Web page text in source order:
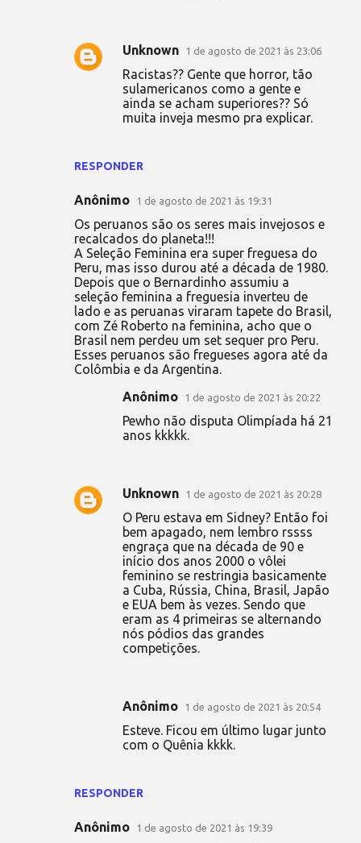
RESPONDER
Unknown 1 de agosto de 2021 às 23:06
Racistas?? Gente que horror, tão
sulamericanos como a gente e
ainda se acham superiores?? Só
muita inveja mesmo pra explicar.
Anônimo 1 de agosto de 2021 às 19:31
Os peruanos são os seres mais invejosos e
recalcados do planeta!!!
A Seleção Feminina era super freguesa do
Peru, mas isso durou até a década de 1980.
Depois que o Bernardinho assumiu a
seleção feminina a freguesia inverteu de
lado e as peruanas viraram tapete do Brasil,
com Zé Roberto na feminina, acho que o
Brasil nem perdeu um set sequer pro Peru.
Esses peruanos são fregueses agora até da
Colômbia e da Argentina.
RESPONDER
Anônimo 1 de agosto de 2021 às 20:22
Pewho não disputa Olimpíada há 21
anos kkkkk.
Unknown 1 de agosto de 2021 às 20:28
O Peru estava em Sidney? Então foi
bem apagado, nem lembro rssss
engraça que na década de 90 e
início dos anos 2000 o vôlei
feminino se restringia basicamente
a Cuba, Rússia, China, Brasil, Japão
e EUA bem às vezes. Sendo que
eram as 4 primeiras se alternando
nós pódios das grandes
competições.
Anônimo 1 de agosto de 2021 às 20:54
Esteve. Ficou em último lugar junto
com o Quênia kkkk.
Anônimo 1 de agosto de 2021 às 19:39